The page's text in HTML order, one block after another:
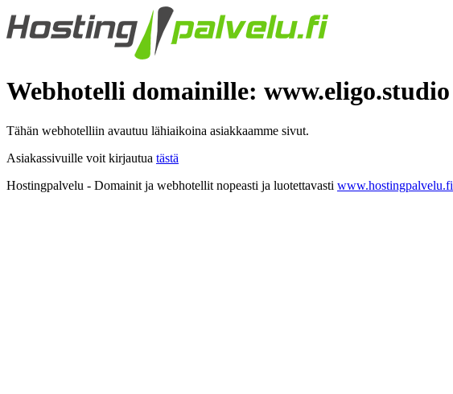
Webhotelli domainille: www.eligo.studio
Tähän webhotelliin avautuu lähiaikoina asiakkaamme sivut.
Asiakassivuille voit kirjautua tästä
Hostingpalvelu - Domainit ja webhotellit nopeasti ja luotettavasti www.hostingpalvelu.fi